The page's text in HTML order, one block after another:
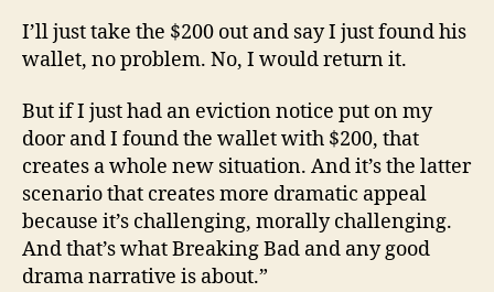
I’ll just take the $200 out and say I just found his
wallet, no problem. No, I would return it.
But if I just had an eviction notice put on my
door and I found the wallet with $200, that
creates a whole new situation. And it’s the latter
scenario that creates more dramatic appeal
because it’s challenging, morally challenging.
And that’s what Breaking Bad and any good
drama narrative is about.”